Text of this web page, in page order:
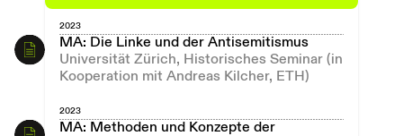
2023
MA: Die Linke und der Antisemitismus
Universität Zürich, Historisches Seminar (in
Kooperation mit Andreas Kilcher, ETH)
2023
MA: Methoden und Konzepte der